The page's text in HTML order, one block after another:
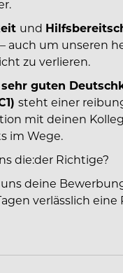
und
auch um unseren
zu verlieren.
sehr guten
steht einer
mit deinen
im Wege.
die:der Richtige?
deine
verlässlich